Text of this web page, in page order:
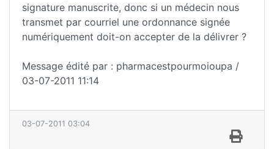
signature manuscrite, donc si un médecin nous
transmet par courriel une ordonnance signée
numériquement doit-on accepter de la délivrer ?
Message édité par : pharmacestpourmoioupa /
03-07-2011 11:14
03-07-2011 03:04